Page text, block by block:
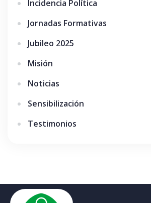
Incidencia Política
Jornadas Formativas
Jubileo 2025
Misión
Noticias
Sensibilización
Testimonios